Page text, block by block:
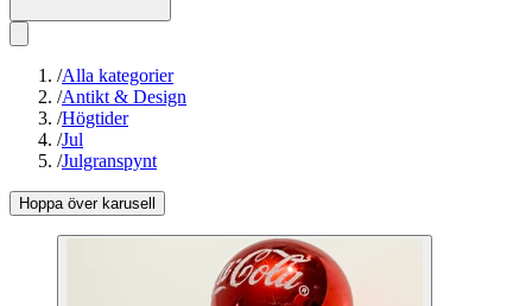
/Alla kategorier
/Antikt & Design
/Högtider
/Jul
/Julgranspynt
Hoppa över karusell